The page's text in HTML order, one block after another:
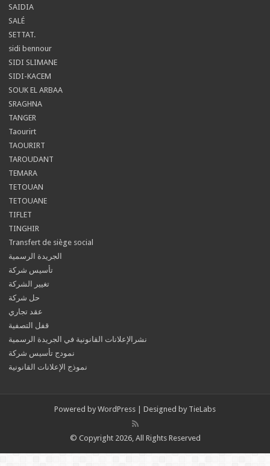
SAIDIA
SALÉ
SETTAT.
sidi bennour
SIDI SLIMANE
SIDI-KACEM
SOUK EL ARBAA
SRAGHNA
TANGER
Taourirt
TAOURIRT
TAROUDANT
TEMARA
TETOUAN
TETOUANE
TIFLET
TINGHIR
Transfert de siège social
الجريدة الرسمية
تأسيس شركة
تغيير الشركة
حل شركة
عقد تجاري
قفل التصفية
نشرالإعلانات القانونية في الجريدة الرسمية
نمودج تأسيس شركة
نموذج الإعلانات القانونية
Powered by WordPress | Designed by TieLabs
© Copyright 2026, All Rights Reserved